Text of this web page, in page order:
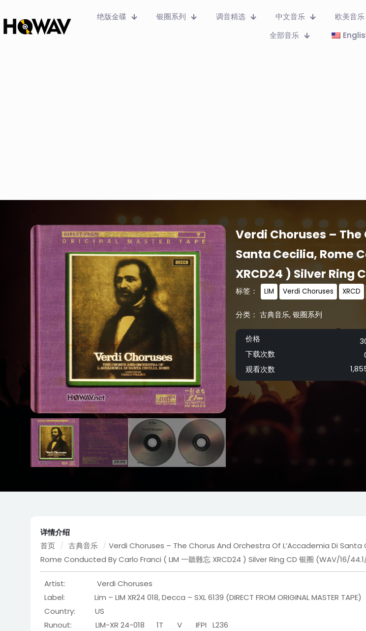
绝版金碟 银圈系列 调音精选 中文音乐 欧美音乐
全部音乐
Verdi Choruses – The
Santa Cecilia, Rome
XRCD24 ) Silver Ring
标签： LIM Verdi Choruses XRCD
分类： 古典音乐,银圈系列
价格
下载次数
观看次数
详情介绍
首页 / 古典音乐 / Verdi Choruses – The Chorus And Orchestra Of L’Accademia Di Santa
Rome Conducted By Carlo Franci ( LIM 一聽難忘 XRCD24 ) Silver Ring CD 银圈 (WAV/16/
Artist: Verdi Choruses
Label: Lim – LIM XR24 018, Decca – SXL 6139 (DIRECT FROM ORIGINAL MASTER TAPE)
Country: US
Runout: LIM-XR 24-018 1T V IFPI L236